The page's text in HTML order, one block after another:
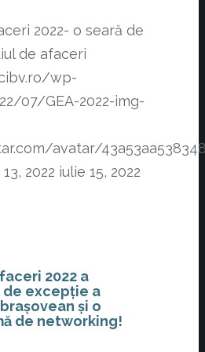
2022- o seară de
de afaceri
wp-
07/GEA-2022-img-
avatar/
2022 iulie 15, 2022
2022 a
excepție a
și o
de networking!